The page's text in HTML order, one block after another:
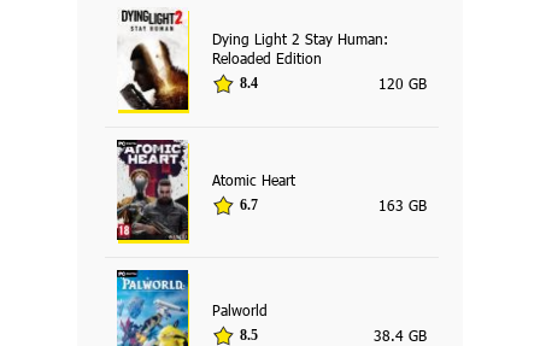
Dying Light 2 Stay Human:
Reloaded Edition
8.4 120 GB
Atomic Heart
6.7 163 GB
Palworld
8.5 38.4 GB